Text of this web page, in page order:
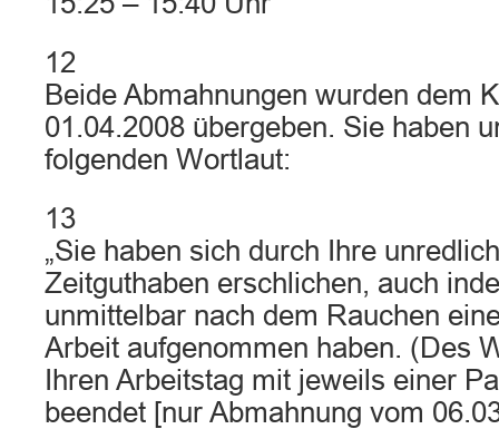
12
Beide Abmahnungen wurden dem
01.04.2008 übergeben. Sie haben
folgenden Wortlaut:
13
„Sie haben sich durch Ihre
Zeitguthaben erschlichen, auch
unmittelbar nach dem Rauchen
Arbeit aufgenommen haben. (Des
Ihren Arbeitstag mit jeweils einer
beendet [nur Abmahnung vom